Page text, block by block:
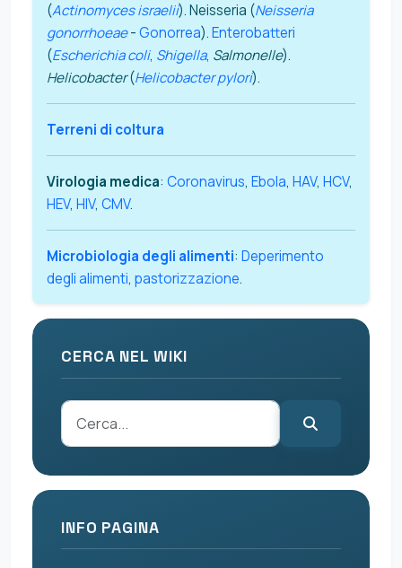
(Actinomyces israelii). Neisseria (Neisseria
gonorrhoeae-Gonorrea).Enterobatteri
(Escherichia coli, Shigella, Salmonelle).
Helicobacter(Helicobacter pylori).
Terreni di coltura
Virologia medica: Coronavirus, Ebola, HAV, HCV,
HEV, HIV, CMV.
Microbiologia degli alimenti: Deperimento
degli alimenti, pastorizzazione.
CERCA NEL WIKI
INFO PAGINA